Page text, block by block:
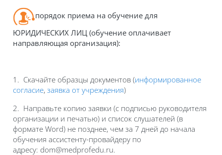
порядок приема на обучение для
ЮРИДИЧЕСКИХ ЛИЦ (обучение оплачивает
направляющая организация):
1. Скачайте образцы документов (информированное
согласие, заявка от учреждения)
2. Направьте копию заявки (с подписью руководителя
организации и печатью) и список слушателей (в
формате Word) не позднее, чем за 7 дней до начала
обучения ассистенту-провайдеру по
адресу: dom@medprofedu.ru.